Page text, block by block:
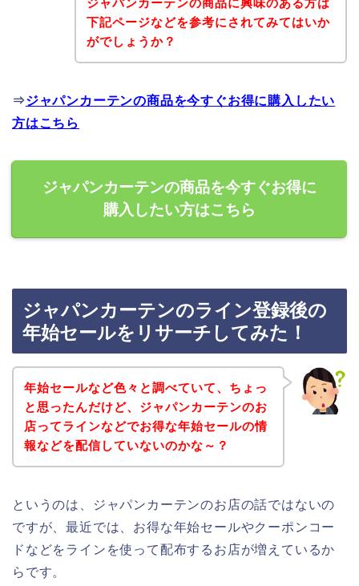
ジャパンカーテンの商品に興味のある方は
下記ページなどを参考にされてみてはいか
がでしょうか？
⇒ジャパンカーテンの商品を今すぐお得に購入したい
方はこちら
ジャパンカーテンの商品を今すぐお得に
購入したい方はこちら
ジャパンカーテンのライン登録後の
年始セールをリサーチしてみた！
年始セールなど色々と調べていて、ちょっ
と思ったんだけど、ジャパンカーテンのお
店ってラインなどでお得な年始セールの情
報などを配信していないのかな～？
というのは、ジャパンカーテンのお店の話ではないの
ですが、最近では、お得な年始セールやクーポンコー
ドなどをラインを使って配布するお店が増えているか
らです。